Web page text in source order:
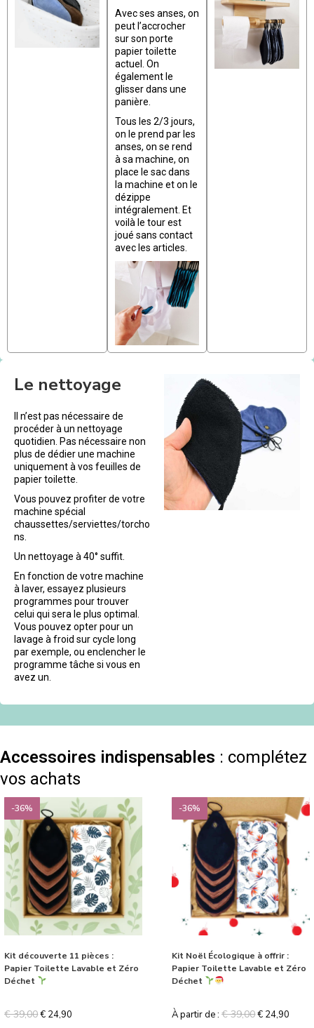
Avec ses anses, on
peut l’accrocher
sur son porte
papier toilette
actuel. On
également le
glisser dans une
panière.
Tous les 2/3 jours,
on le prend par les
anses, on se rend
à sa machine, on
place le sac dans
la machine et on le
dézippe
intégralement. Et
voilà le tour est
joué sans contact
avec les articles.
Le nettoyage
Il n’est pas nécessaire de
procéder à un nettoyage
quotidien. Pas nécessaire non
plus de dédier une machine
uniquement à vos feuilles de
papier toilette.
Vous pouvez profiter de votre
machine spécial
chaussettes/serviettes/torcho
ns.
Un nettoyage à 40° suffit.
En fonction de votre machine
à laver, essayez plusieurs
programmes pour trouver
celui qui sera le plus optimal.
Vous pouvez opter pour un
lavage à froid sur cycle long
par exemple, ou enclencher le
programme tâche si vous en
avez un.
Accessoires indispensables : complétez
vos achats
-36%
Kit découverte 11 pièces :
Papier Toilette Lavable et Zéro
Déchet
€39,00€ 24,90
-36%
Kit Noël Écologique à offrir :
Papier Toilette Lavable et Zéro
Déchet
À partir de :€39,00€ 24,90